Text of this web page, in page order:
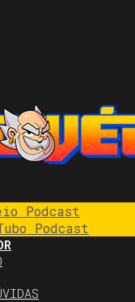
Podcast
Podcast